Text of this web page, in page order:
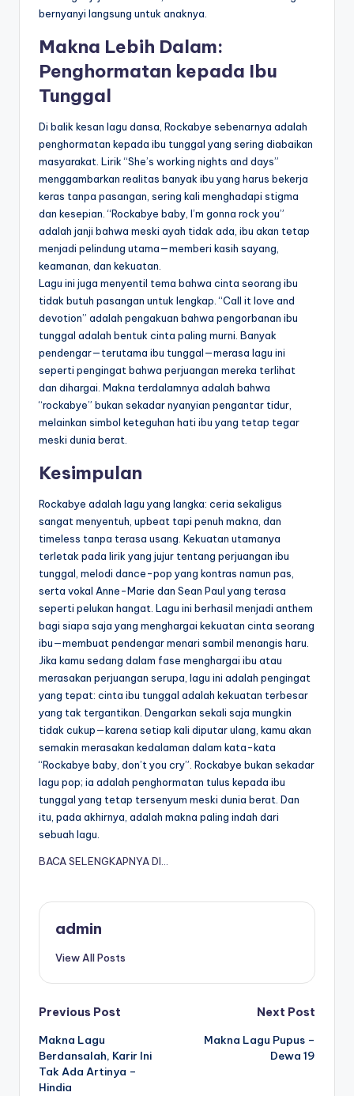
bernyanyi langsung untuk anaknya.
Makna Lebih Dalam:
Penghormatan kepada Ibu
Tunggal
Di balik kesan lagu dansa, Rockabye sebenarnya adalah
penghormatan kepada ibu tunggal yang sering diabaikan
masyarakat. Lirik “She’s working nights and days”
menggambarkan realitas banyak ibu yang harus bekerja
keras tanpa pasangan, sering kali menghadapi stigma
dan kesepian. “Rockabye baby, I’m gonna rock you”
adalah janji bahwa meski ayah tidak ada, ibu akan tetap
menjadi pelindung utama—memberi kasih sayang,
keamanan, dan kekuatan.
Lagu ini juga menyentil tema bahwa cinta seorang ibu
tidak butuh pasangan untuk lengkap. “Call it love and
devotion” adalah pengakuan bahwa pengorbanan ibu
tunggal adalah bentuk cinta paling murni. Banyak
pendengar—terutama ibu tunggal—merasa lagu ini
seperti pengingat bahwa perjuangan mereka terlihat
dan dihargai. Makna terdalamnya adalah bahwa
“rockabye” bukan sekadar nyanyian pengantar tidur,
melainkan simbol keteguhan hati ibu yang tetap tegar
meski dunia berat.
Kesimpulan
Rockabye adalah lagu yang langka: ceria sekaligus
sangat menyentuh, upbeat tapi penuh makna, dan
timeless tanpa terasa usang. Kekuatan utamanya
terletak pada lirik yang jujur tentang perjuangan ibu
tunggal, melodi dance-pop yang kontras namun pas,
serta vokal Anne-Marie dan Sean Paul yang terasa
seperti pelukan hangat. Lagu ini berhasil menjadi anthem
bagi siapa saja yang menghargai kekuatan cinta seorang
ibu—membuat pendengar menari sambil menangis haru.
Jika kamu sedang dalam fase menghargai ibu atau
merasakan perjuangan serupa, lagu ini adalah pengingat
yang tepat: cinta ibu tunggal adalah kekuatan terbesar
yang tak tergantikan. Dengarkan sekali saja mungkin
tidak cukup—karena setiap kali diputar ulang, kamu akan
semakin merasakan kedalaman dalam kata-kata
“Rockabye baby, don’t you cry”. Rockabye bukan sekadar
lagu pop; ia adalah penghormatan tulus kepada ibu
tunggal yang tetap tersenyum meski dunia berat. Dan
itu, pada akhirnya, adalah makna paling indah dari
sebuah lagu.
BACA SELENGKAPNYA DI…
admin
View All Posts
Post
navigation
Previous Post
Makna Lagu
Berdansalah, Karir Ini
Tak Ada Artinya –
Hindia
Next Post
Makna Lagu Pupus –
Dewa 19